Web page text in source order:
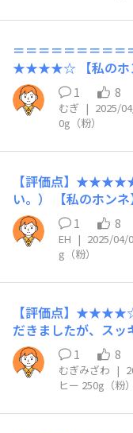
＝＝＝＝＝＝＝＝＝
★★★★☆ 【私のホン
ミルク割りがすごく
んでみると 普通以
アイスコーヒーと
【こんな時にお
ーヒーに！
1 8
むぎ | 2025/
0g（粉）
【評価点】★★★★★
い。） 【私のホン
だらすごくおいしか
おすすめ】お風呂上
1 8
EH | 2025/04/
g（粉）
【評価点】★★★★☆
だきましたが、スッ
す。ボトルコーヒー
ました。 【リピート
日にいただきたいで
1 8
むぎみざわ |
ヒー 250g（粉）